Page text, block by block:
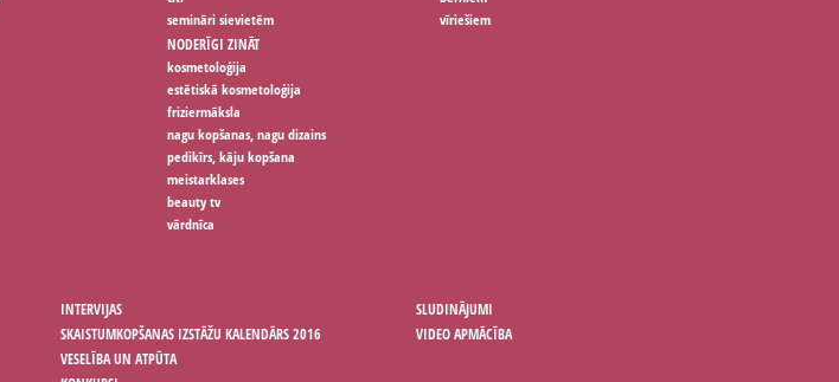
semināri sievietēm
vīriešiem
NODERĪGI ZINĀT
kosmetoloģija
estētiskā kosmetoloģija
friziermāksla
nagu kopšanas, nagu dizains
pedikīrs, kāju kopšana
meistarklases
beauty tv
vārdnīca
INTERVIJAS
SKAISTUMKOPŠANAS IZSTĀŽU KALENDĀRS 2016
VESELĪBA UN ATPŪTA
SLUDINĀJUMI
VIDEO APMĀCĪBA